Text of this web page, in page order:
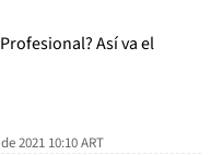
2021 10:10ART